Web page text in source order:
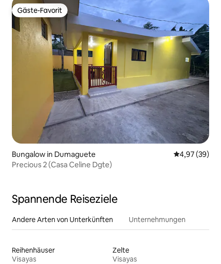
Gäste-Favorit
Gäste-Favorit
Bungalow in Dumaguete
4,97 (39)
Precious 2 (Casa Celine Dgte)
Spannende Reiseziele
Andere Arten von Unterkünften Unternehmungen
Reihenhäuser
Visayas
Zelte
Visayas